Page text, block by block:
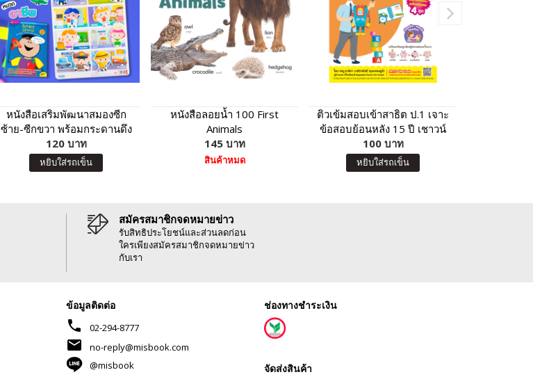
หนังสือเสริมพัฒนาสมองซีก
ซ้าย-ซีกขวา พร้อมกระดานดึง
ออก-แปะติด ตีนตุ๊กแก Pull &
Stick : อาชีพ
120 บาท
หยิบใส่รถเข็น
หนังสือลอยน้ำ 100 First
Animals
145 บาท
สินค้าหมด
ติวเข้มสอบเข้าสาธิต ป.1 เจาะ
ข้อสอบย้อนหลัง 15 ปี เชาวน์
ปัญญา มิติสัมพันธ์
100 บาท
หยิบใส่รถเข็น
สมัครสมาชิกจดหมายข่าว
รับสิทธิประโยชน์และส่วนลดก่อน
ใครเพียงสมัครสมาชิกจดหมายข่าว
กับเรา
ข้อมูลติดต่อ
phone 02-294-8777
mail
no-reply@misbook.com
@misbook
ช่องทางชำระเงิน
จัดส่งสินค้า